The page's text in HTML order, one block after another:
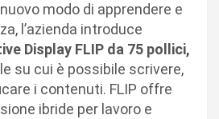
modo di apprendere e
l’azienda introduce
Display FLIP da 75 pollici,
su cui è possibile scrivere,
i contenuti. FLIP offre
ibride per lavoro e